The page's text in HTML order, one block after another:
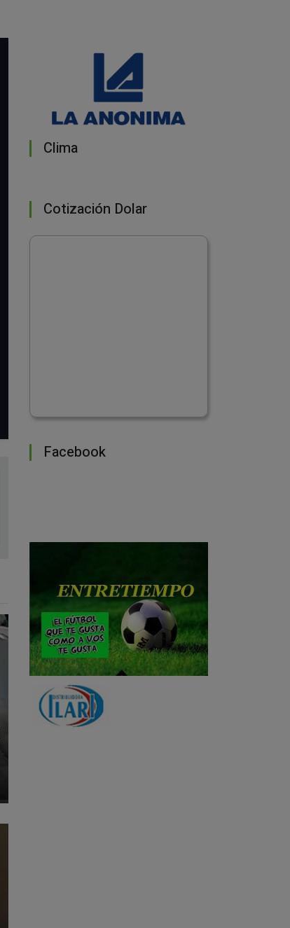
Clima
Cotización Dolar
Facebook